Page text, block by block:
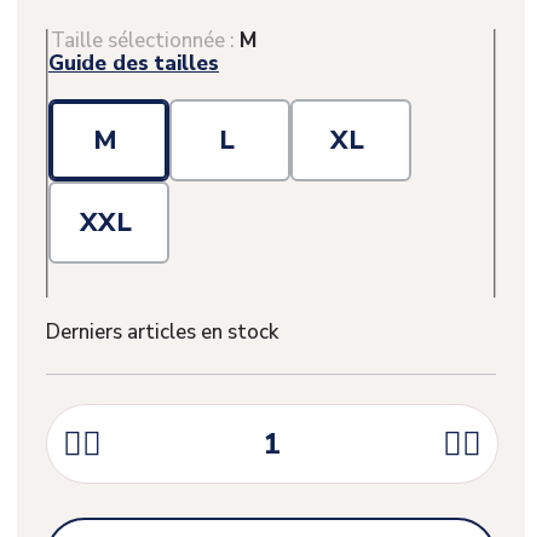
Taille sélectionnée : M
Guide des tailles
M L XL
XXL
Derniers articles en stock
 